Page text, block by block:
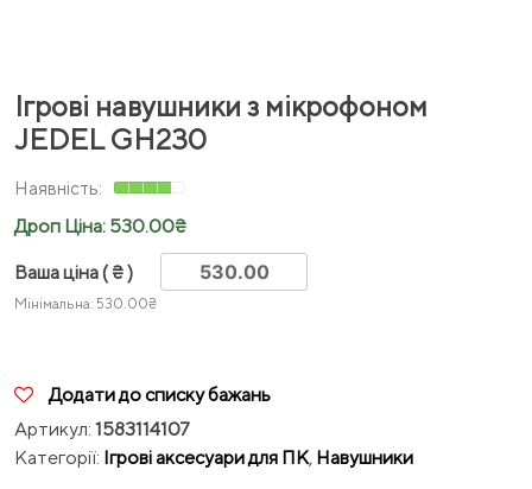
Ігрові навушники з мікрофоном
JEDEL GH230
Дроп Ціна: 530.00₴
Ваша ціна( ₴ )
Мінімальна: 530.00₴
Додати до списку бажань
Артикул: 1583114107
Категорії: Ігрові аксесуари для ПК, Навушники